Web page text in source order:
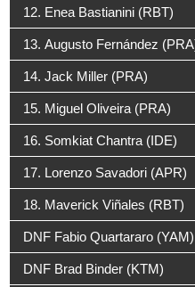
12. Enea Bastianini (RBT)
13. Augusto Fernández
14. Jack Miller (PRA)
15. Miguel Oliveira (PRA)
16. Somkiat Chantra (IDE)
17. Lorenzo Savadori (APR)
18. Maverick Viñales (RBT)
DNF Fabio Quartararo (YAM)
DNF Brad Binder (KTM)